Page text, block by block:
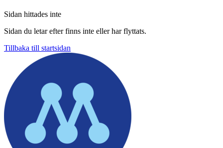
Sidan hittades inte
Sidan du letar efter finns inte eller har flyttats.
Tillbaka till startsidan